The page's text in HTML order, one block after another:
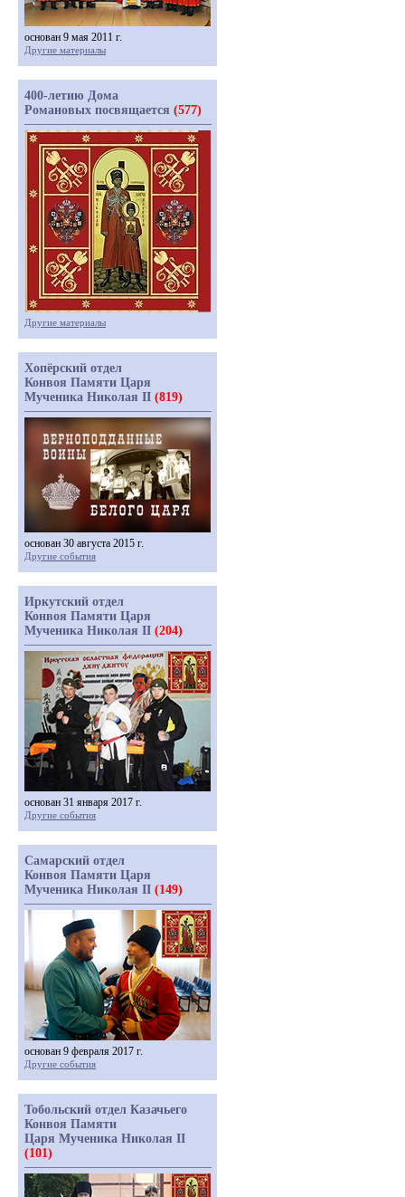
основан 9 мая 2011 г.
Другие материалы
400-летию Дома
Романовых посвящается (577)
Другие материалы
Хопёрский отдел
Конвоя Памяти Царя
Мученика Николая II (819)
основан 30 августа 2015 г.
Другие события
Иркутский отдел
Конвоя Памяти Царя
Мученика Николая II (204)
основан 31 января 2017 г.
Другие события
Самарский отдел
Конвоя Памяти Царя
Мученика Николая II (149)
основан 9 февраля 2017 г.
Другие события
Тобольский отдел Казачьего
Конвоя Памяти
Царя Мученика Николая II
(101)